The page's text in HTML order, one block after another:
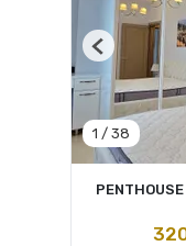
1 / 38
Previous